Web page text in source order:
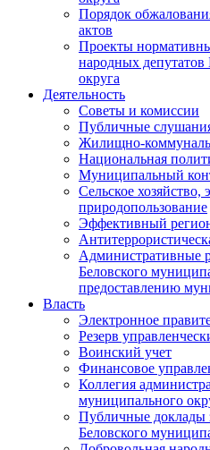
Порядок
актов
Проекты
народных
округа
Деятельность
Советы и комиссии
Публичные
Жилищно-
Национальная
Муниципальный
Сельское хозяйство,
природопользование
Эффективный
Административные
Беловского
предоставлению
Власть
Электронное
Резерв
Воинский учет
Финансовое
Коллегия
муниципального
Публичные доклады
Беловского